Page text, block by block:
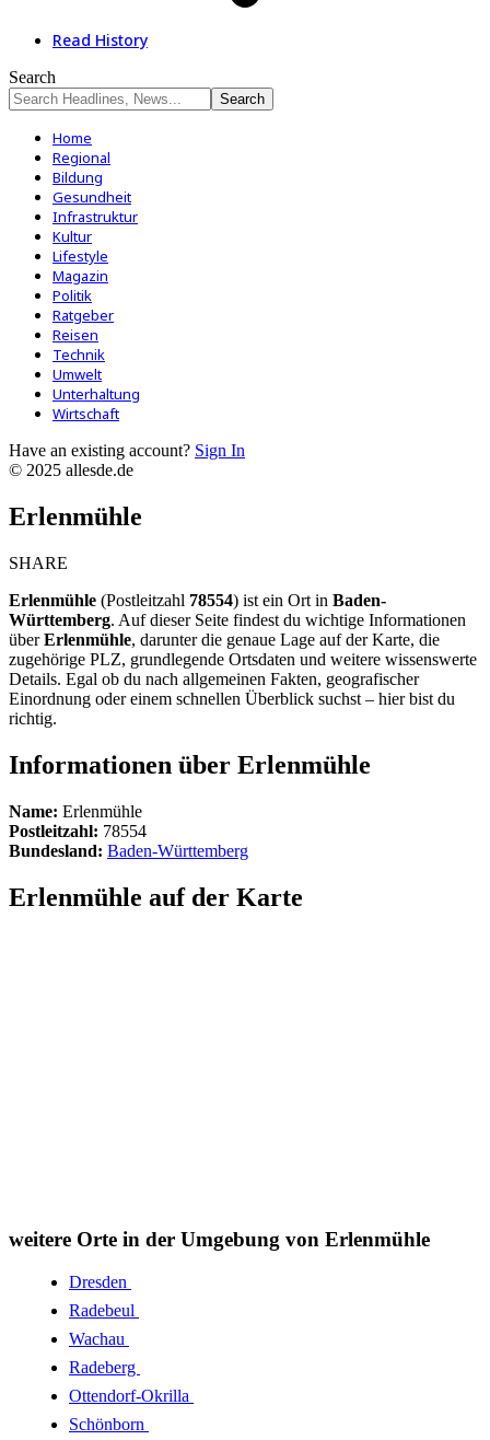
Read History
Search
Home
Regional
Bildung
Gesundheit
Infrastruktur
Kultur
Lifestyle
Magazin
Politik
Ratgeber
Reisen
Technik
Umwelt
Unterhaltung
Wirtschaft
Have an existing account? Sign In
© 2025 allesde.de
Erlenmühle
SHARE
Erlenmühle (Postleitzahl 78554) ist ein Ort in Baden-
Württemberg. Auf dieser Seite findest du wichtige Informationen
überErlenmühle, darunter die genaue Lage auf der Karte, die
zugehörige PLZ, grundlegende Ortsdaten und weitere wissenswerte
Details. Egal ob du nach allgemeinen Fakten, geografischer
Einordnung oder einem schnellen Überblick suchst – hier bist du
richtig.
Informationen über Erlenmühle
Name: Erlenmühle
Postleitzahl: 78554
Bundesland: Baden-Württemberg
Erlenmühle auf der Karte
weitere Orte in der Umgebung von Erlenmühle
Dresden
Radebeul
Wachau
Radeberg
Ottendorf-Okrilla
Schönborn